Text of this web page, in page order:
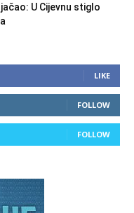
U Cijevnu stiglo
LIKE
FOLLOW
FOLLOW